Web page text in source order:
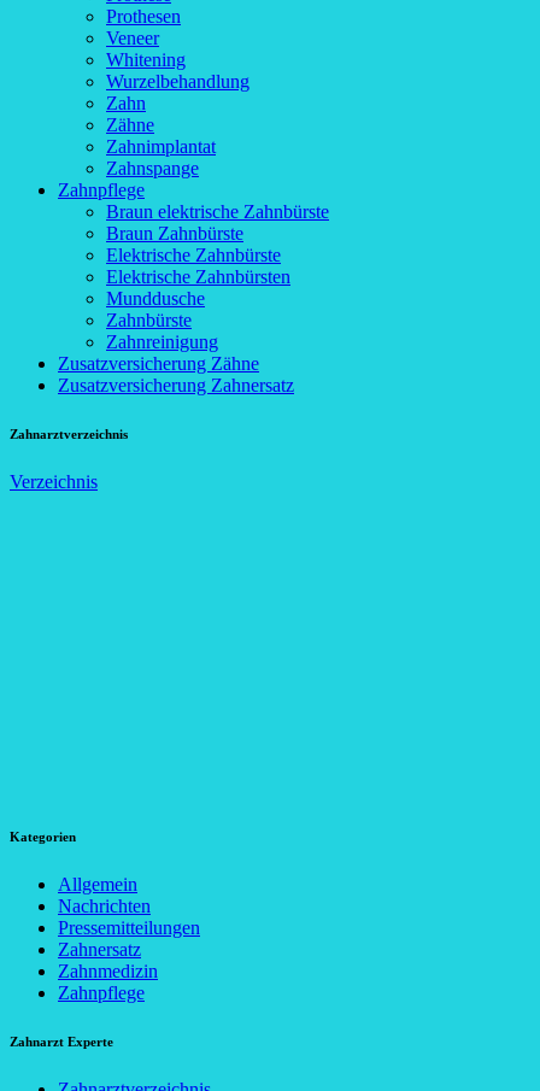
Prothesen
Veneer
Whitening
Wurzelbehandlung
Zahn
Zähne
Zahnimplantat
Zahnspange
Zahnpflege
Braun elektrische Zahnbürste
Braun Zahnbürste
Elektrische Zahnbürste
Elektrische Zahnbürsten
Munddusche
Zahnbürste
Zahnreinigung
Zusatzversicherung Zähne
Zusatzversicherung Zahnersatz
Zahnarztverzeichnis
Verzeichnis
Kategorien
Allgemein
Nachrichten
Pressemitteilungen
Zahnersatz
Zahnmedizin
Zahnpflege
Zahnarzt Experte